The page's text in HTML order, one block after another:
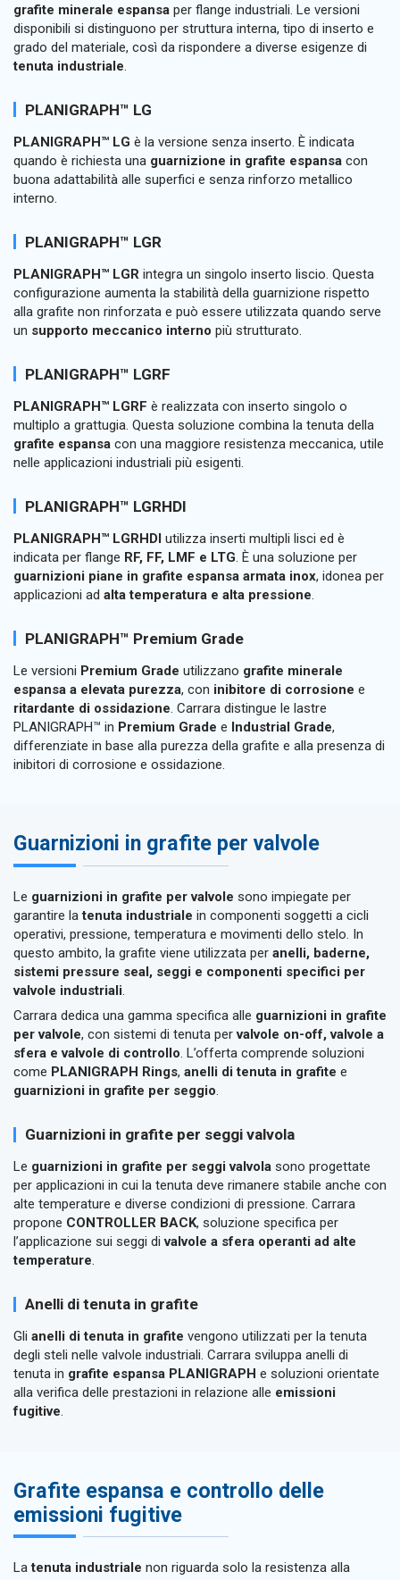
grafite minerale espansa per flange industriali. Le versioni
disponibili si distinguono per struttura interna, tipo di inserto e
grado del materiale, così da rispondere a diverse esigenze di
tenuta industriale.
PLANIGRAPH™ LG
PLANIGRAPH™ LG è la versione senza inserto. È indicata
quando è richiesta una guarnizione in grafite espansa con
buona adattabilità alle superfici e senza rinforzo metallico
interno.
PLANIGRAPH™ LGR
PLANIGRAPH™ LGR integra un singolo inserto liscio. Questa
configurazione aumenta la stabilità della guarnizione rispetto
alla grafite non rinforzata e può essere utilizzata quando serve
un supporto meccanico interno più strutturato.
PLANIGRAPH™ LGRF
PLANIGRAPH™ LGRF è realizzata con inserto singolo o
multiplo a grattugia. Questa soluzione combina la tenuta della
grafite espansa con una maggiore resistenza meccanica, utile
nelle applicazioni industriali più esigenti.
PLANIGRAPH™ LGRHDI
PLANIGRAPH™ LGRHDI utilizza inserti multipli lisci ed è
indicata per flange RF, FF, LMF e LTG. È una soluzione per
guarnizioni piane in grafite espansa armata inox, idonea per
applicazioni ad alta temperatura e alta pressione.
PLANIGRAPH™ Premium Grade
Le versioni Premium Grade utilizzano grafite minerale
espansa a elevata purezza, con inibitore di corrosione e
ritardante di ossidazione. Carrara distingue le lastre
PLANIGRAPH™ in Premium Grade e Industrial Grade,
differenziate in base alla purezza della grafite e alla presenza di
inibitori di corrosione e ossidazione.
Guarnizioni in grafite per valvole
Le guarnizioni in grafite per valvole sono impiegate per
garantire latenuta industriale in componenti soggetti a cicli
operativi, pressione, temperatura e movimenti dello stelo. In
questo ambito, la grafite viene utilizzata per anelli, baderne,
sistemi pressure seal, seggi e componenti specifici per
valvole industriali.
Carrara dedica una gamma specifica alle guarnizioni in grafite
per valvole, con sistemi di tenuta pervalvole on-off, valvole a
sfera e valvole di controllo. L’offerta comprende soluzioni
come PLANIGRAPH Rings, anelli di tenuta in grafite e
guarnizioni in grafite per seggio.
Guarnizioni in grafite per seggi valvola
Le guarnizioni in grafite per seggi valvola sono progettate
per applicazioni in cui la tenuta deve rimanere stabile anche con
alte temperature e diverse condizioni di pressione. Carrara
propone CONTROLLER BACK, soluzione specifica per
l’applicazione sui seggi divalvole a sfera operanti ad alte
temperature.
Anelli di tenuta in grafite
Gli anelli di tenuta in grafite vengono utilizzati per la tenuta
degli steli nelle valvole industriali. Carrara sviluppa anelli di
tenuta in grafite espansa PLANIGRAPH e soluzioni orientate
alla verifica delle prestazioni in relazione alle emissioni
fugitive.
Grafite espansa e controllo delle
emissioni fugitive
Latenuta industriale non riguarda solo la resistenza alla